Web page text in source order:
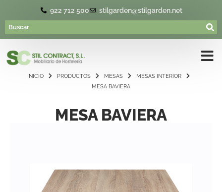
922 712 500 stilgarden@stilgarden.net
INICIO PRODUCTOS MESAS
MESAS INTERIOR
MESA BAVIERA
MESA BAVIERA